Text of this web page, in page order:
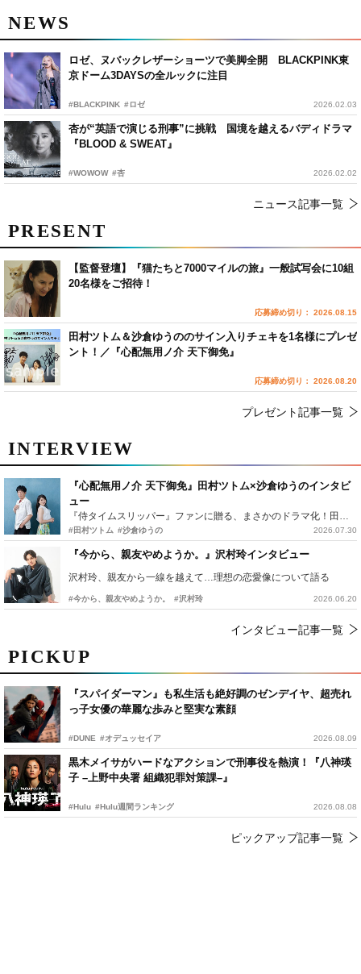
NEWS
ロゼ、ヌバックレザーショーツで美脚全開 BLACKPINK東
京ドーム3DAYSの全ルックに注目
#BLACKPINK #ロゼ 2026.02.03
杏が“英語で演じる刑事”に挑戦 国境を越えるバディドラマ
『BLOOD & SWEAT』
#WOWOW #杏 2026.02.02
ニュース記事一覧
PICKUP
『スパイダーマン』も私生活も絶好調のゼンデイヤ、超売れ
っ子女優の華麗な歩みと堅実な素顔
#DUNE #オデュッセイア 2026.08.09
黒木メイサがハードなアクションで刑事役を熱演！『八神瑛
子 –上野中央署 組織犯罪対策課–』
#Hulu #Hulu週間ランキング 2026.08.08
ピックアップ記事一覧
INTERVIEW
『心配無用ノ介 天下御免』田村ツトム×沙倉ゆうのインタビ
ュー
『侍タイムスリッパー』ファンに贈る、まさかのドラマ化！田村ツトム×沙倉ゆうのが語る『心配無用ノ介』撮影秘話
#田村ツトム #沙倉ゆうの 2026.07.30
『今から、親友やめようか。』沢村玲インタビュー
沢村玲、親友から一線を越えて…理想の恋愛像について語る
#今から、親友やめようか。 #沢村玲 2026.06.20
インタビュー記事一覧
PRESENT
【監督登壇】『猫たちと7000マイルの旅』一般試写会に10組
20名様をご招待！
応募締め切り： 2026.08.15
田村ツトム＆沙倉ゆうののサイン入りチェキを1名様にプレゼ
ント！／『心配無用ノ介 天下御免』
応募締め切り： 2026.08.20
プレゼント記事一覧